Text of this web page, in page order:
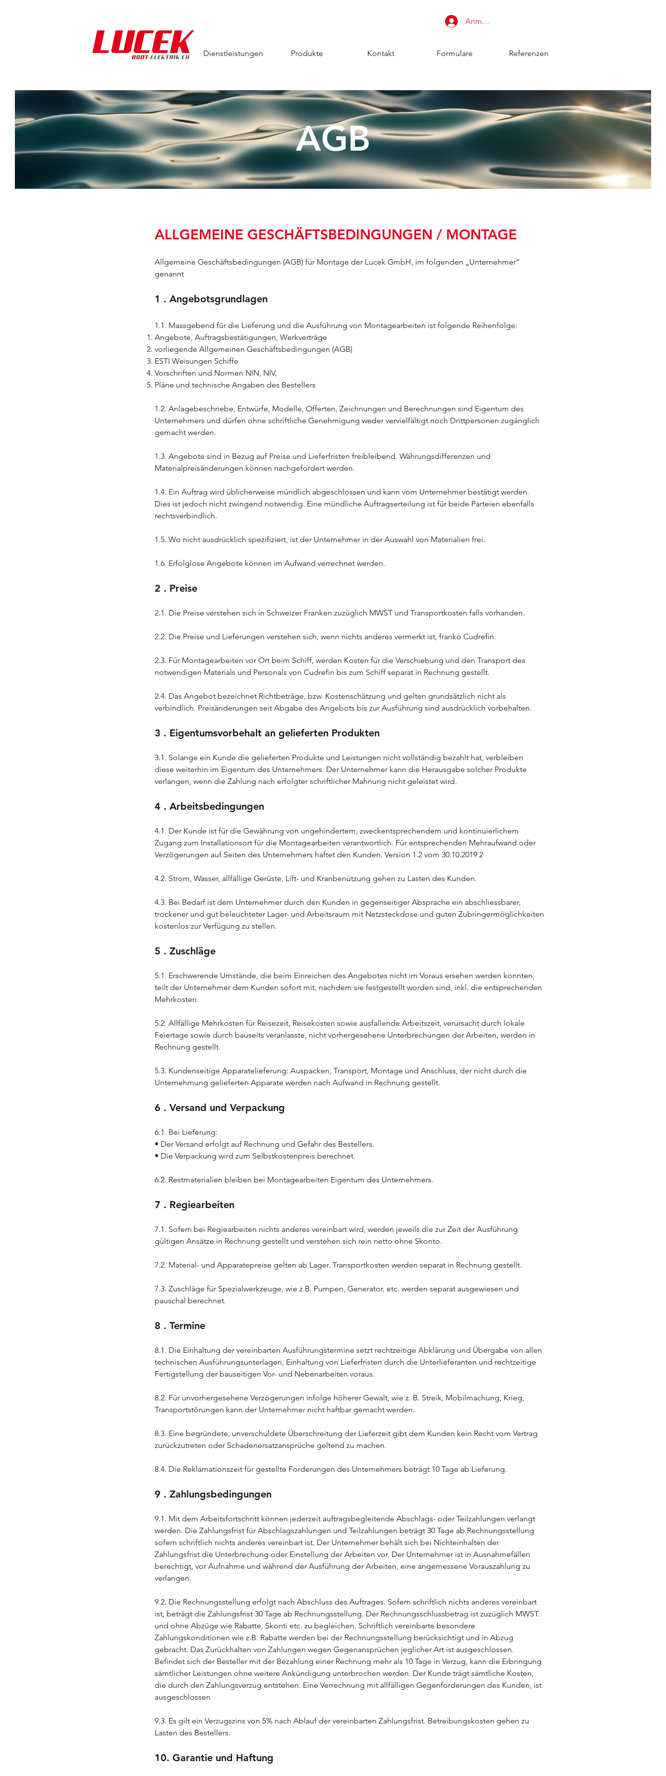
Anmelden
Dienstleistungen Produkte Kontakt Formulare Referenzen
AGB
ALLGEMEINE GESCHÄFTSBEDINGUNGEN / MONTAGE
Allgemeine Geschäftsbedingungen (AGB) für Montage der Lucek GmbH, im folgenden „Unternehmer“
genannt
1 . Angebotsgrundlagen
1.1. Massgebend für die Lieferung und die Ausführung von Montagearbeiten ist folgende Reihenfolge:
Angebote, Auftragsbestätigungen, Werkverträge
vorliegende Allgemeinen Geschäftsbedingungen (AGB)
ESTI Weisungen Schiffe
Vorschriften und Normen NIN, NIV,
Pläne und technische Angaben des Bestellers
1.2. Anlagebeschriebe, Entwürfe, Modelle, Offerten, Zeichnungen und Berechnungen sind Eigentum des
Unternehmers und dürfen ohne schriftliche Genehmigung weder vervielfältigt noch Drittpersonen zugänglich
gemacht werden.
1.3. Angebote sind in Bezug auf Preise und Lieferfristen freibleibend. Währungsdifferenzen und
Materialpreisänderungen können nachgefordert werden.
1.4. Ein Auftrag wird üblicherweise mündlich abgeschlossen und kann vom Unternehmer bestätigt werden.
Dies ist jedoch nicht zwingend notwendig. Eine mündliche Auftragserteilung ist für beide Parteien ebenfalls
rechtsverbindlich.
1.5. Wo nicht ausdrücklich spezifiziert, ist der Unternehmer in der Auswahl von Materialien frei.
1.6. Erfolglose Angebote können im Aufwand verrechnet werden.
2 . Preise
2.1. Die Preise verstehen sich in Schweizer Franken zuzüglich MWST und Transportkosten falls vorhanden.
2.2. Die Preise und Lieferungen verstehen sich, wenn nichts anderes vermerkt ist, franko Cudrefin.
2.3. Für Montagearbeiten vor Ort beim Schiff, werden Kosten für die Verschiebung und den Transport des
notwendigen Materials und Personals von Cudrefin bis zum Schiff separat in Rechnung gestellt.
2.4. Das Angebot bezeichnet Richtbeträge, bzw. Kostenschätzung und gelten grundsätzlich nicht als
verbindlich. Preisänderungen seit Abgabe des Angebots bis zur Ausführung sind ausdrücklich vorbehalten.
3 . Eigentumsvorbehalt an gelieferten Produkten
3.1. Solange ein Kunde die gelieferten Produkte und Leistungen nicht vollständig bezahlt hat, verbleiben
diese weiterhin im Eigentum des Unternehmers. Der Unternehmer kann die Herausgabe solcher Produkte
verlangen, wenn die Zahlung nach erfolgter schriftlicher Mahnung nicht geleistet wird.
4 . Arbeitsbedingungen
4.1. Der Kunde ist für die Gewährung von ungehindertem, zweckentsprechendem und kontinuierlichem
Zugang zum Installationsort für die Montagearbeiten verantwortlich. Für entsprechenden Mehraufwand oder
Verzögerungen auf Seiten des Unternehmers haftet den Kunden. Version 1.2 vom 30.10.2019 2
4.2. Strom, Wasser, allfällige Gerüste, Lift- und Kranbenützung gehen zu Lasten des Kunden.
4.3. Bei Bedarf ist dem Unternehmer durch den Kunden in gegenseitiger Absprache ein abschliessbarer,
trockener und gut beleuchteter Lager- und Arbeitsraum mit Netzsteckdose und guten Zubringermöglichkeiten
kostenlos zur Verfügung zu stellen.
5 . Zuschläge
5.1. Erschwerende Umstände, die beim Einreichen des Angebotes nicht im Voraus ersehen werden konnten,
teilt der Unternehmer dem Kunden sofort mit, nachdem sie festgestellt worden sind, inkl. die entsprechenden
Mehrkosten.
5.2. Allfällige Mehrkosten für Reisezeit, Reisekosten sowie ausfallende Arbeitszeit, verursacht durch lokale
Feiertage sowie durch bauseits veranlasste, nicht vorhergesehene Unterbrechungen der Arbeiten, werden in
Rechnung gestellt.
5.3. Kundenseitige Apparatelieferung: Auspacken, Transport, Montage und Anschluss, der nicht durch die
Unternehmung gelieferten Apparate werden nach Aufwand in Rechnung gestellt.
6 . Versand und Verpackung
6.1. Bei Lieferung:
• Der Versand erfolgt auf Rechnung und Gefahr des Bestellers.
• Die Verpackung wird zum Selbstkostenpreis berechnet.
6.2. Restmaterialien bleiben bei Montagearbeiten Eigentum des Unternehmers.
7 . Regiearbeiten
7.1. Sofern bei Regiearbeiten nichts anderes vereinbart wird, werden jeweils die zur Zeit der Ausführung
gültigen Ansätze in Rechnung gestellt und verstehen sich rein netto ohne Skonto.
7.2. Material- und Apparatepreise gelten ab Lager. Transportkosten werden separat in Rechnung gestellt.
7.3. Zuschläge für Spezialwerkzeuge, wie z.B. Pumpen, Generator, etc. werden separat ausgewiesen und
pauschal berechnet.
8 . Termine
8.1. Die Einhaltung der vereinbarten Ausführungstermine setzt rechtzeitige Abklärung und Übergabe von allen
technischen Ausführungsunterlagen, Einhaltung von Lieferfristen durch die Unterlieferanten und rechtzeitige
Fertigstellung der bauseitigen Vor- und Nebenarbeiten voraus.
8.2. Für unvorhergesehene Verzögerungen infolge höherer Gewalt, wie z. B. Streik, Mobilmachung, Krieg,
Transportstörungen kann der Unternehmer nicht haftbar gemacht werden.
8.3. Eine begründete, unverschuldete Überschreitung der Lieferzeit gibt dem Kunden kein Recht vom Vertrag
zurückzutreten oder Schadenersatzansprüche geltend zu machen.
8.4. Die Reklamationszeit für gestellte Forderungen des Unternehmers beträgt 10 Tage ab Lieferung.
9 . Zahlungsbedingungen
9.1. Mit dem Arbeitsfortschritt können jederzeit auftragsbegleitende Abschlags- oder Teilzahlungen verlangt
werden. Die Zahlungsfrist für Abschlagszahlungen und Teilzahlungen beträgt 30 Tage ab Rechnungsstellung
sofern schriftlich nichts anderes vereinbart ist. Der Unternehmer behält sich bei Nichteinhalten der
Zahlungsfrist die Unterbrechung oder Einstellung der Arbeiten vor. Der Unternehmer ist in Ausnahmefällen
berechtigt, vor Aufnahme und während der Ausführung der Arbeiten, eine angemessene Vorauszahlung zu
verlangen.
9.2. Die Rechnungsstellung erfolgt nach Abschluss des Auftrages. Sofern schriftlich nichts anderes vereinbart
ist, beträgt die Zahlungsfrist 30 Tage ab Rechnungsstellung. Der Rechnungsschlussbetrag ist zuzüglich MWST.
und ohne Abzüge wie Rabatte, Skonti etc. zu begleichen. Schriftlich vereinbarte besondere
Zahlungskonditionen wie z.B. Rabatte werden bei der Rechnungsstellung berücksichtigt und in Abzug
gebracht. Das Zurückhalten von Zahlungen wegen Gegenansprüchen jeglicher Art ist ausgeschlossen.
Befindet sich der Besteller mit der Bezahlung einer Rechnung mehr als 10 Tage in Verzug, kann die Erbringung
sämtlicher Leistungen ohne weitere Ankündigung unterbrochen werden. Der Kunde trägt sämtliche Kosten,
die durch den Zahlungsverzug entstehen. Eine Verrechnung mit allfälligen Gegenforderungen des Kunden, ist
ausgeschlossen
9.3. Es gilt ein Verzugszins von 5% nach Ablauf der vereinbarten Zahlungsfrist. Betreibungskosten gehen zu
Lasten des Bestellers.
10. Garantie und Haftung